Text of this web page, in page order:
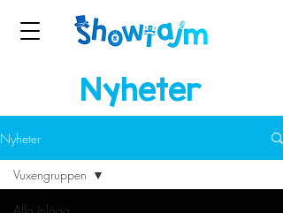
Nyheter
Nyheter
Vuxengruppen